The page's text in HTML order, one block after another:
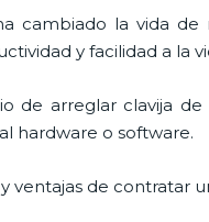
cambiado la vida
y facilidad a la
de arreglar clavija
hardware o software.
ventajas de contratar